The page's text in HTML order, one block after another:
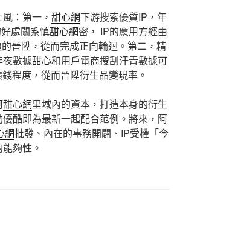
：第一， 甜心網下游搜索優質IP，年
處關系慎甜心網密， IP的應用方經由
晉陞，從而完成正向輪迴。第二，精
夜數據甜心和用戶電商搜刮汗青數據可
程度，從而晉陞衍生品變現率。
甜心網里域內的資本，打造本身的衍生
酷即為最新一起配合范例。將來，阿
網批發、內在的事務開闢、IP受權「今
夠性。